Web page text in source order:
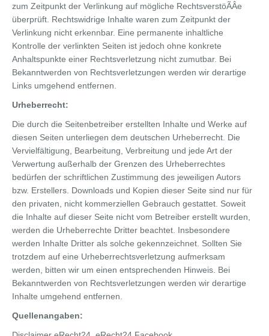
zum Zeitpunkt der Verlinkung auf mögliche RechtsverstöÃÂe
überprüft. Rechtswidrige Inhalte waren zum Zeitpunkt der
Verlinkung nicht erkennbar. Eine permanente inhaltliche
Kontrolle der verlinkten Seiten ist jedoch ohne konkrete
Anhaltspunkte einer Rechtsverletzung nicht zumutbar. Bei
Bekanntwerden von Rechtsverletzungen werden wir derartige
Links umgehend entfernen.
Urheberrecht:
Die durch die Seitenbetreiber erstellten Inhalte und Werke auf
diesen Seiten unterliegen dem deutschen Urheberrecht. Die
Vervielfältigung, Bearbeitung, Verbreitung und jede Art der
Verwertung außerhalb der Grenzen des Urheberrechtes
bedürfen der schriftlichen Zustimmung des jeweiligen Autors
bzw. Erstellers. Downloads und Kopien dieser Seite sind nur für
den privaten, nicht kommerziellen Gebrauch gestattet. Soweit
die Inhalte auf dieser Seite nicht vom Betreiber erstellt wurden,
werden die Urheberrechte Dritter beachtet. Insbesondere
werden Inhalte Dritter als solche gekennzeichnet. Sollten Sie
trotzdem auf eine Urheberrechtsverletzung aufmerksam
werden, bitten wir um einen entsprechenden Hinweis. Bei
Bekanntwerden von Rechtsverletzungen werden wir derartige
Inhalte umgehend entfernen.
Quellenangaben: